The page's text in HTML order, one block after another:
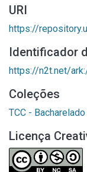
URI
https://
Identificador
https://n2t.net/
Coleções
TCC -
Licença